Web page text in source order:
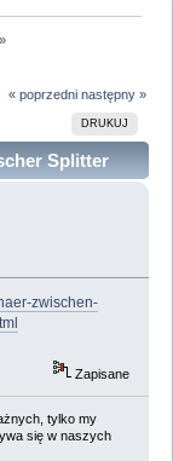
« poprzedni następny »
DRUKUJ
Splitter
85459
zwischen-
Zapisane
tylko my
się w naszych